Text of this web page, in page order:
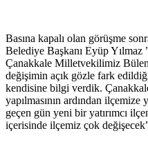
Basına kapalı olan görüşme
Belediye Başkanı Eyüp
Çanakkale Milletvekilimiz
değişimin açık gözle fark
kendisine bilgi verdik.
yapılmasının ardından ilçemize
geçen gün yeni bir yatırımcı
içerisinde ilçemiz çok